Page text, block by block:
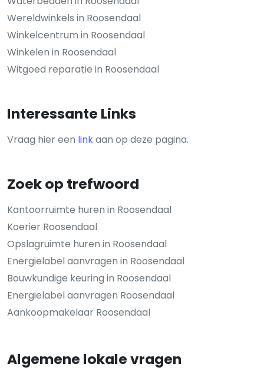
Wereldwinkels in Roosendaal
Winkelcentrum in Roosendaal
Winkelen in Roosendaal
Witgoed reparatie in Roosendaal
Interessante Links
Vraag hier een linkaan op deze pagina.
Zoek op trefwoord
Kantoorruimte huren in Roosendaal
Koerier Roosendaal
Opslagruimte huren in Roosendaal
Energielabel aanvragen in Roosendaal
Bouwkundige keuring in Roosendaal
Energielabel aanvragen Roosendaal
Aankoopmakelaar Roosendaal
Algemene lokale vragen